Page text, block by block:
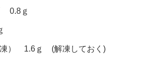
0.8ｇ
凍） 1.6ｇ (解凍しておく)